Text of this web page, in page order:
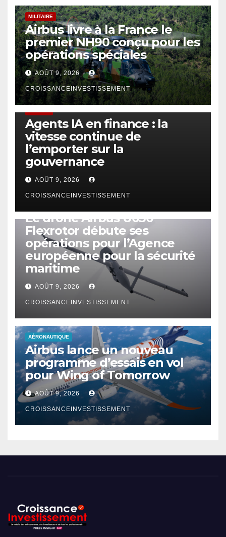
MILITAIRE
Airbus livre à la France le
premier NH90 conçu pour les
opérations spéciales
AOÛT 9, 2026
CROISSANCEINVESTISSEMENT
Agents IA en finance : la
vitesse continue de
l’emporter sur la
gouvernance
AOÛT 9, 2026
CROISSANCEINVESTISSEMENT
Le drone Airbus U030
Flexrotor débute ses
opérations pour l’Agence
européenne pour la sécurité
maritime
AOÛT 9, 2026
CROISSANCEINVESTISSEMENT
AÉRONAUTIQUE
Airbus lance un nouveau
programme d’essais en vol
pour Wing of Tomorrow
AOÛT 9, 2026
CROISSANCEINVESTISSEMENT